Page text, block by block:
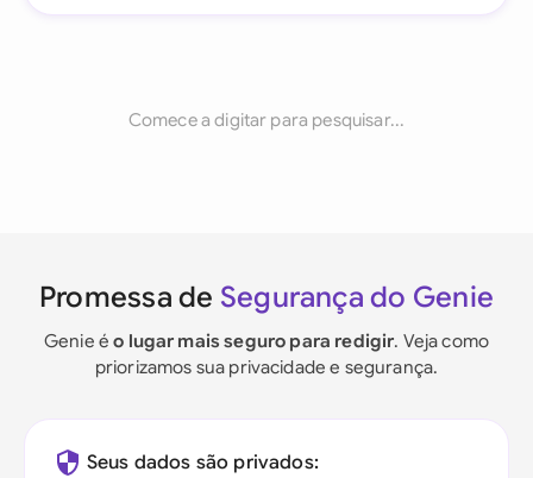
Comece a digitar para pesquisar...
Promessa de Segurança do Genie
Genie éo lugar mais seguro para redigir. Veja como
priorizamos sua privacidade e segurança.
Seus dados são privados: